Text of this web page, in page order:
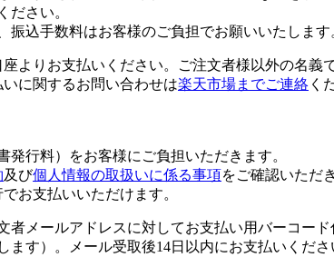
ださい。
振込手数料はお客様のご負担でお願いいたします
よりお支払いください。ご注文者様以外の名義
に関するお問い合わせは楽天市場までご連絡 く
発行料）をお客様にご負担いただきます。
及び個人情報の取扱いに係る事項をご確認いただ
お支払いいただけます。
者メールアドレスに対してお支払い用バーコー
ます）。メール受取後14日以内にお支払いくださ